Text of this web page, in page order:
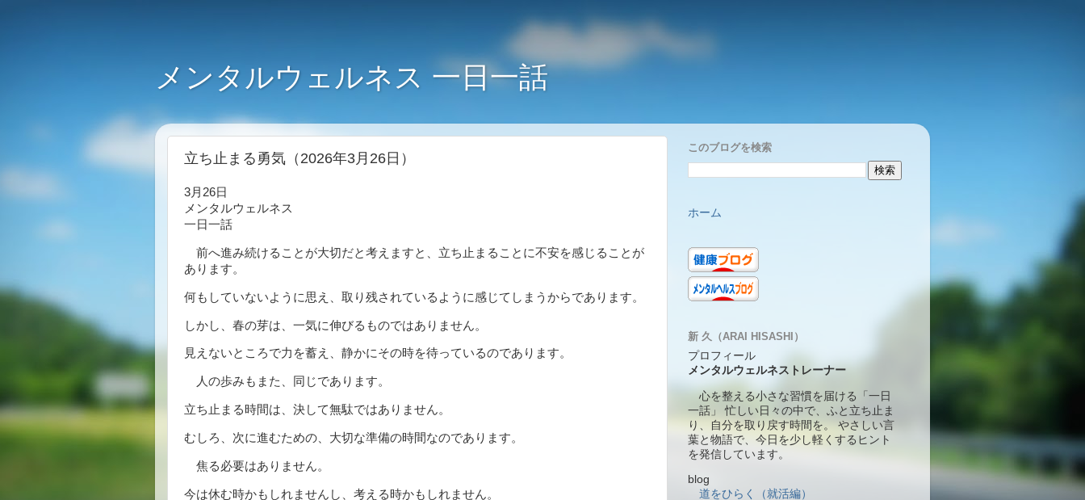
メンタルウェルネス 一日一話
立ち止まる勇気（2026年3月26日）
3月26日
メンタルウェルネス
一日一話
前へ進み続けることが大切だと考えますと、立ち止まることに不安を感じることが
あります。
何もしていないように思え、取り残されているように感じてしまうからであります。
しかし、春の芽は、一気に伸びるものではありません。
見えないところで力を蓄え、静かにその時を待っているのであります。
人の歩みもまた、同じであります。
立ち止まる時間は、決して無駄ではありません。
むしろ、次に進むための、大切な準備の時間なのであります。
焦る必要はありません。
今は休む時かもしれませんし、考える時かもしれません。
このブログを検索
ホーム
新 久（ARAI HISASHI）
プロフィール
メンタルウェルネストレーナー
心を整える小さな習慣を届ける「一日
一話」 忙しい日々の中で、ふと立ち止ま
り、自分を取り戻す時間を。 やさしい言
葉と物語で、今日を少し軽くするヒント
を発信しています。
blog
道をひらく（就活編）